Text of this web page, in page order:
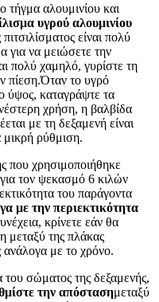
τήγμα αλουμινίου και
υγρού αλουμινίου
είναι πολύ
για να μειώσετε την
πολύ χαμηλό, γυρίστε τη
πίεση.Όταν το υγρό
ύψος, καταγράψτε τα
χρήση, η βαλβίδα
με τη δεξαμενή είναι
μικρή ρύθμιση.
που χρησιμοποιήθηκε
τον ψεκασμό 6 κιλών
του παράγοντα
με την περιεκτικότητα
κρίνετε εάν θα
μεταξύ της πλάκας
ανάλογα με το χρόνο.
του σώματος της δεξαμενής,
την απόστασημεταξύ